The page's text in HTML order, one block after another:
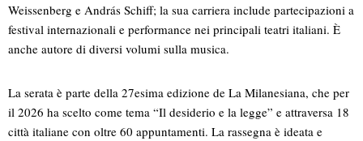
Weissenberg e András Schiff; la sua carriera include partecipazioni a
festival internazionali e performance nei principali teatri italiani. È
anche autore di diversi volumi sulla musica.
La serata è parte della 27esima edizione de La Milanesiana, che per
il 2026 ha scelto come tema “Il desiderio e la legge” e attraversa 18
città italiane con oltre 60 appuntamenti. La rassegna è ideata e